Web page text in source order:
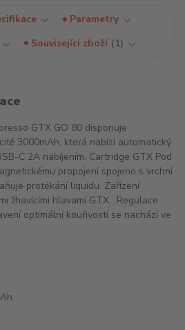
Parametry
Související zboží 1
GTX GO 80 disponuje
3000mAh, která nabízí automatický
C 2A nabíjením. Cartridge GTX Pod
propojení spojeno s vrchní
protékání liquidu. Zařízení
žhavícími hlavami GTX. Regulace
optimální kouřivosti se nachází ve